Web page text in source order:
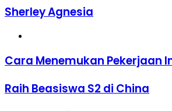
Sherley Agnesia
Cara
Menemukan
Impian
Cara Menemukan Pekerjaan
Raih
Beasiswa
Raih Beasiswa S2 di China